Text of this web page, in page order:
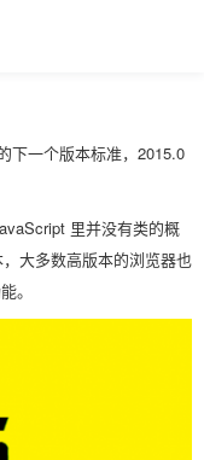
下一个版本标准，2015.0
里并没有类的概
大多数高版本的浏览器也
。